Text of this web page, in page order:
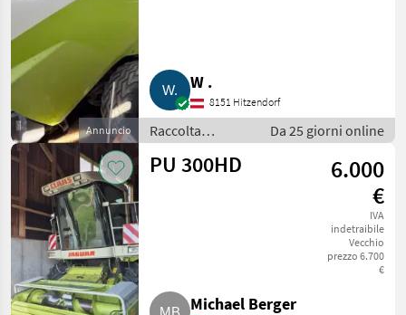
II
PU
300
HD
MARKETPLACE
Marketplace
Offerte dei
rivenditori
Annuncio
W .
8151 Hitzendorf
Raccolta
mangimi / Altre
macchine per
Da 25 giorni online
PU 300HD
6.000
€
IVA
indetraibile
Vecchio
prezzo 6.700
€
Michael Berger